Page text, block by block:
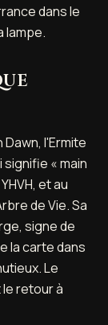
dans le
lampe.
l'Ermite
« main
et au
de Vie. Sa
signe de
la carte dans
Le
retour à